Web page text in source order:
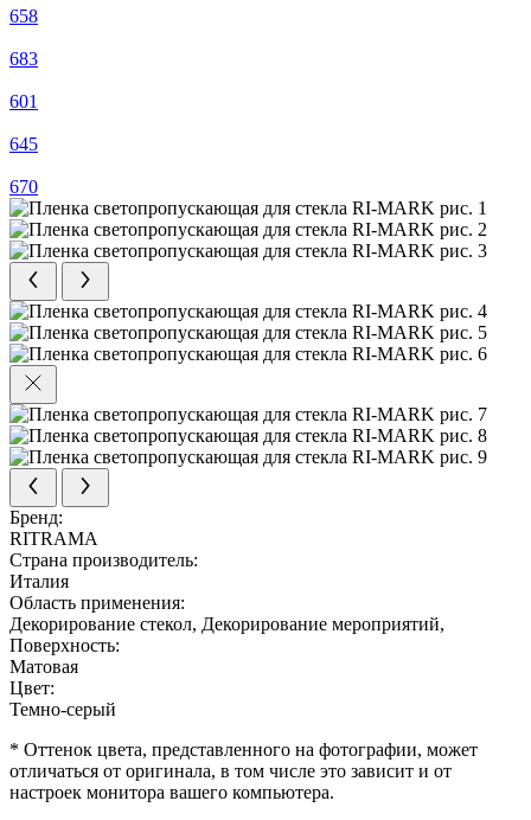
658
683
601
645
670
Бренд:
RITRAMA
Страна производитель:
Италия
Область применения:
Декорирование стекол, Декорирование мероприятий,
Поверхность:
Матовая
Цвет:
Темно-серый
* Оттенок цвета, представленного на фотографии, может
отличаться от оригинала, в том числе это зависит и от
настроек монитора вашего компьютера.